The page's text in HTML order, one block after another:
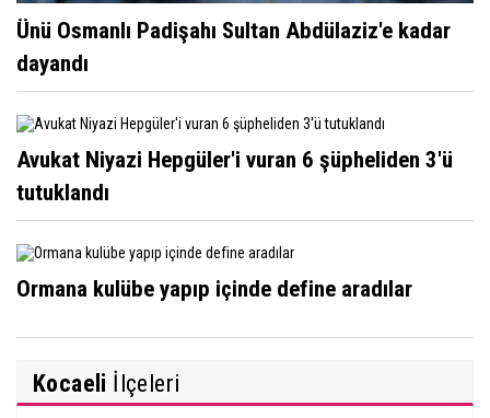
Ünü Osmanlı Padişahı Sultan Abdülaziz'e kadar
dayandı
Avukat Niyazi Hepgüler'i vuran 6 şüpheliden 3'ü
tutuklandı
Ormana kulübe yapıp içinde define aradılar
Kocaeli İlçeleri